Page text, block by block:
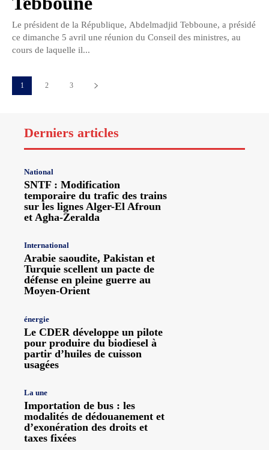
Le président de la République, Abdelmadjid Tebboune, a présidé
ce dimanche 5 avril une réunion du Conseil des ministres, au
cours de laquelle il...
1 2 3
Derniers articles
National
SNTF : Modification
temporaire du trafic des trains
sur les lignes Alger-El Afroun
et Agha-Zeralda
International
Arabie saoudite, Pakistan et
Turquie scellent un pacte de
défense en pleine guerre au
Moyen-Orient
énergie
Le CDER développe un pilote
pour produire du biodiesel à
partir d’huiles de cuisson
usagées
La une
Importation de bus : les
modalités de dédouanement et
d’exonération des droits et
taxes fixées